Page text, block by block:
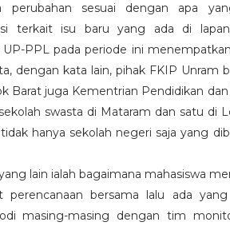
perubahan sesuai dengan apa
terkait isu baru yang ada di
UP-PPL pada periode ini
dengan kata lain, pihak FKIP Unram
Barat juga Kementrian Pendidikan
swasta di Mataram dan satu di
hanya sekolah negeri saja yang
lain ialah bagaimana mahasiswa
perencanaan bersama lalu ada
masing-masing dengan tim